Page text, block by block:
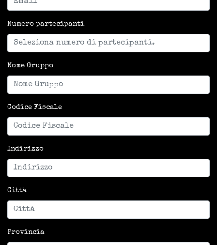
Numero partecipanti
Nome Gruppo
Codice Fiscale
Indirizzo
Città
Provincia